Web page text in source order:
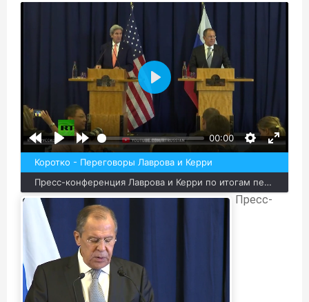
00:00
Воспроизвести
Коротко - Переговоры Лаврова и Керри
Пресс-конференция Лаврова и Керри по итогам переговоров по Сирии.
Пресс-